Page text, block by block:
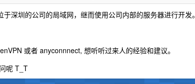
深圳的公司的局域网，继而使用公司内部的服务器进行开发。
或者 anyconnnect, 想听听过来人的经验和建议。
呢 T_T